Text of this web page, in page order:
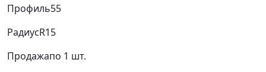
Профиль55
РадиусR15
Продажапо 1 шт.